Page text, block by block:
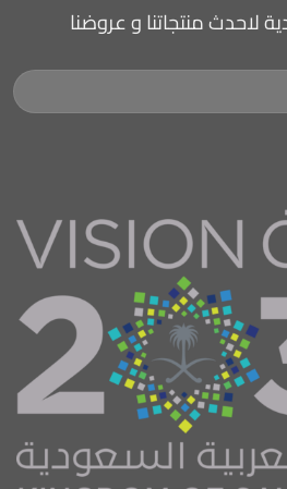
لاحدث منتجاتنا و عروضنا